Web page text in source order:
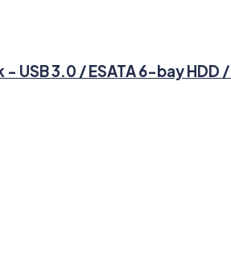
USB 3.0 / ESATA 6-bay HDD